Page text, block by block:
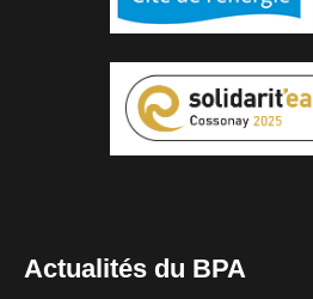
Actualités du BPA